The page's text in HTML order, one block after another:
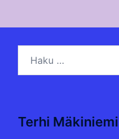
Terhi Mäkiniemi